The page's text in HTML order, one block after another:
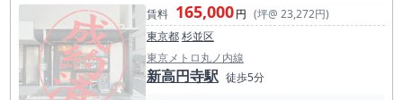
賃料 165,000円 (坪@ 23,272円)
東京都杉並区
東京メトロ丸ノ内線
新高円寺駅 徒歩5分